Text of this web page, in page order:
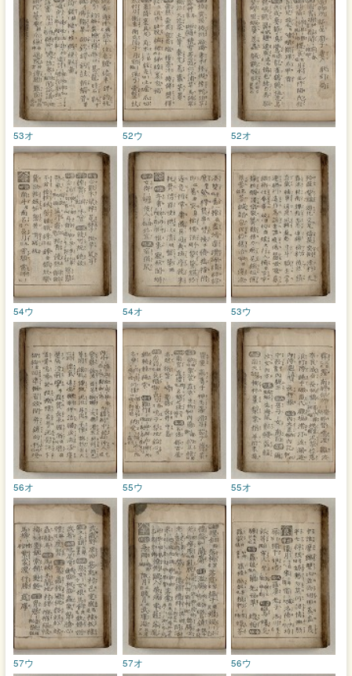
52オ
52ウ
53オ
53ウ
54オ
54ウ
55オ
55ウ
56オ
56ウ
57オ
57ウ